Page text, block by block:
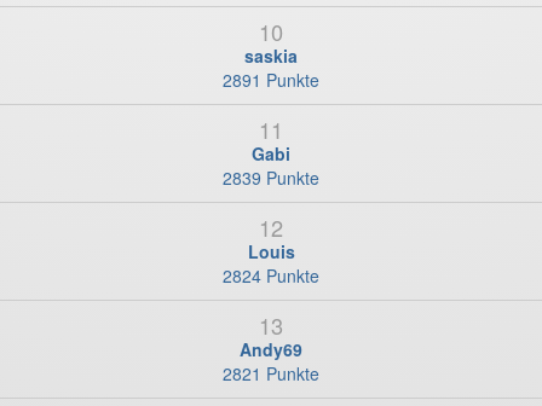
10
saskia
2891 Punkte
11
Gabi
2839 Punkte
12
Louis
2824 Punkte
13
Andy69
2821 Punkte